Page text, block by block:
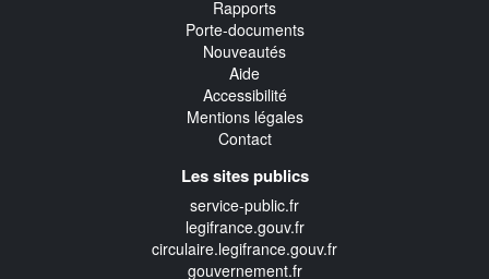
Rapports
Porte-documents
Nouveautés
Aide
Accessibilité
Mentions légales
Contact
Les sites publics
service-public.fr
legifrance.gouv.fr
circulaire.legifrance.gouv.fr
gouvernement.fr